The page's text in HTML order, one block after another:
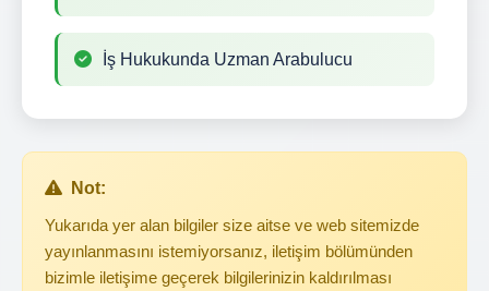
İş Hukukunda Uzman Arabulucu
Not:
Yukarıda yer alan bilgiler size aitse ve web sitemizde
yayınlanmasını istemiyorsanız, iletişim bölümünden
bizimle iletişime geçerek bilgilerinizin kaldırılması